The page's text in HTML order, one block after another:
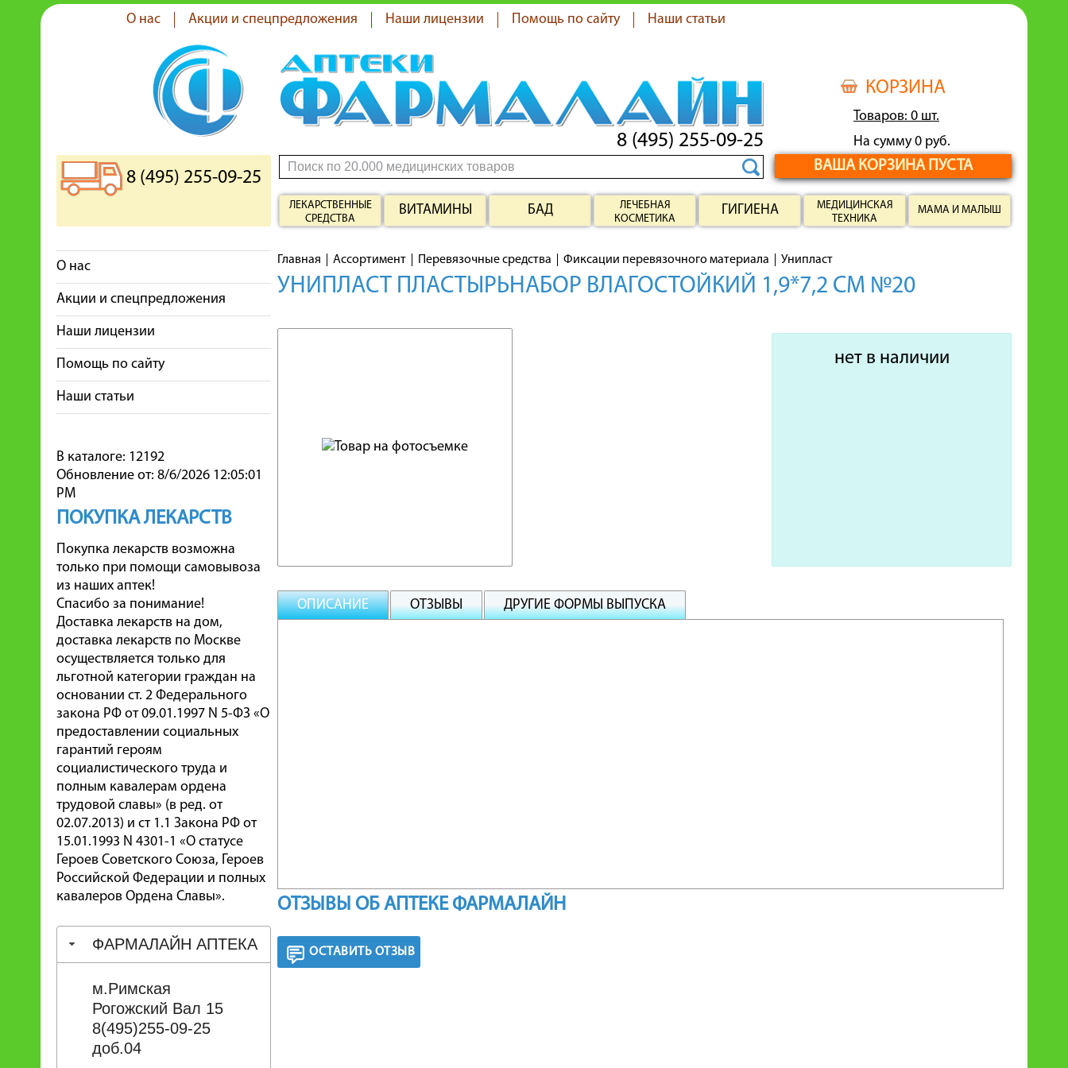
О нас Акции и спецпредложения Наши лицензии Помощь по сайту Наши статьи
КОРЗИНА
Товаров: 0 шт.
На сумму 0 руб.
ВАША КОРЗИНА ПУСТА
8 (495) 255-09-25
8 (495) 255-09-25
ЛЕКАРСТВЕННЫЕ
СРЕДСТВА
ВИТАМИНЫ БАД
ЛЕЧЕБНАЯ
КОСМЕТИКА
ГИГИЕНА
МЕДИЦИНСКАЯ
ТЕХНИКА
МАМА И МАЛЫШ
О нас
Акции и спецпредложения
Наши лицензии
Помощь по сайту
Наши статьи
В каталоге: 12192
Обновление от: 8/6/2026 12:05:01
PM
ПОКУПКА ЛЕКАРСТВ
Покупка лекарств возможна
только при помощи самовывоза
из наших аптек!
Спасибо за понимание!
Доставка лекарств на дом,
доставка лекарств по Москве
осуществляется только для
льготной категории граждан на
основании ст. 2 Федерального
закона РФ от 09.01.1997 N 5-ФЗ «О
предоставлении социальных
гарантий героям
социалистического труда и
полным кавалерам ордена
трудовой славы» (в ред. от
02.07.2013) и ст 1.1 Закона РФ от
15.01.1993 N 4301-1 «О статусе
Героев Советского Союза, Героев
Российской Федерации и полных
кавалеров Ордена Славы».
ФАРМАЛАЙН АПТЕКА
м.Римская
Рогожский Вал 15
8(495)255-09-25
доб.04
Главная Ассортимент Перевязочные средства Фиксации перевязочного материала Унипласт
УНИПЛАСТ ПЛАСТЫРЬНАБОР ВЛАГОСТОЙКИЙ 1,9*7,2 СМ №20
нет в наличии
ОПИСАНИЕ ОТЗЫВЫ ДРУГИЕ ФОРМЫ ВЫПУСКА
ОТЗЫВЫ ОБ АПТЕКЕ ФАРМАЛАЙН
ОСТАВИТЬ ОТЗЫВ